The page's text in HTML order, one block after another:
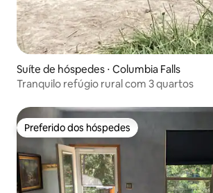
Suíte de hóspedes ⋅ Columbia Falls
Tranquilo refúgio rural com 3 quartos
Preferido dos hóspedes
Preferido dos hóspedes